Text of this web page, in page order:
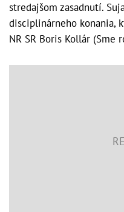
stredajšom zasadnutí.
disciplinárneho konania,
NR SR Boris Kollár (Sme